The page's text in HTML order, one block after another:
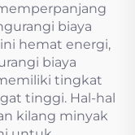
biaya
hemat energi,
biaya
tingkat
tinggi. Hal-hal
kilang minyak